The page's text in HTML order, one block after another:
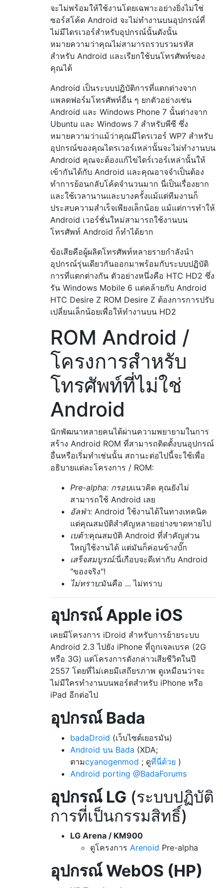
จะไม่พร้อมให้ใช้งานโดยเฉพาะอย่างยิ่งไม่ใช่
ซอร์สโค้ด Android จะไม่ทำงานบนอุปกรณ์ที่
ไม่มีไดรเวอร์สำหรับอุปกรณ์นั้นดังนั้น
หมายความว่าคุณไม่สามารถรวบรวมรหัส
สำหรับ Android และเรียกใช้บนโทรศัพท์ของ
คุณได้
Android เป็นระบบปฏิบัติการที่แตกต่างจาก
แพลตฟอร์มโทรศัพท์อื่น ๆ ยกตัวอย่างเช่น
Android และ Windows Phone 7 นั้นต่างจาก
Ubuntu และ Windows 7 สำหรับพีซี ซึ่ง
หมายความว่าแม้ว่าคุณมีไดรเวอร์ WP7 สำหรับ
อุปกรณ์ของคุณไดรเวอร์เหล่านั้นจะไม่ทำงานบน
Android คุณจะต้องแก้ไขไดร์เวอร์เหล่านั้นให้
เข้ากันได้กับ Android และคุณอาจจำเป็นต้อง
ทำการย้อนกลับโค้ดจำนวนมาก นี่เป็นเรื่องยาก
และใช้เวลานานและบางครั้งแม้แต่ทีมงานก็
ประสบความสำเร็จเพียงเล็กน้อย แม้แต่การทำให้
Android เวอร์ชั่นใหม่สามารถใช้งานบน
โทรศัพท์ Android ก็ทำได้ยาก
ข้อเสียคือผู้ผลิตโทรศัพท์หลายรายกำลังนำ
อุปกรณ์รุ่นเดียวกันออกมาพร้อมกับระบบปฏิบัติ
การที่แตกต่างกัน ตัวอย่างหนึ่งคือ HTC HD2 ซึ่ง
รัน Windows Mobile 6 แต่คล้ายกับ Android
HTC Desire Z ROM Desire Z ต้องการการปรับ
เปลี่ยนเล็กน้อยเพื่อให้ทำงานบน HD2
ROM Android /
โครงการสำหรับ
โทรศัพท์ที่ไม่ใช่
Android
นักพัฒนาหลายคนได้ผ่านความพยายามในการ
สร้าง Android ROM ที่สามารถติดตั้งบนอุปกรณ์
อื่นหรือเริ่มทำเช่นนั้น สถานะต่อไปนี้จะใช้เพื่อ
อธิบายแต่ละโครงการ / ROM:
Pre-alpha: กรอบแนวคิด คุณยังไม่
สามารถใช้ Android เลย
อัลฟ่า: Android ใช้งานได้ในทางเทคนิค
แต่คุณสมบัติสำคัญหลายอย่างขาดหายไป
เบต้า:คุณสมบัติ Android ที่สำคัญส่วน
ใหญ่ใช้งานได้ แต่มันก็ค่อนข้างบั๊ก
เสร็จสมบูรณ์:นี่เกือบจะดีเท่ากับ Android
"ของจริง"!
ไม่ทราบ:มันคือ ... ไม่ทราบ
อุปกรณ์ Apple iOS
เคยมีโครงการ iDroid สำหรับการย้ายระบบ
Android 2.3 ไปยัง iPhone ที่ถูกเจลเบรค (2G
หรือ 3G) แต่โครงการดังกล่าวเสียชีวิตในปี
2557 โดยที่ไม่เคยมีเสถียรภาพ ดูเหมือนว่าจะ
ไม่มีใครทำงานบนพอร์ตสำหรับ iPhone หรือ
iPad อีกต่อไป
อุปกรณ์ Bada
badaDroid (เว็บไซต์เยอรมัน)
Android บน Bada (XDA;
ตามcyanogenmod ; ดูที่นี่ด้วย )
Android porting @BadaForums
อุปกรณ์ LG (ระบบปฏิบัติ
การที่เป็นกรรมสิทธิ์)
LG Arena / KM900
ดูโครงการ Arenoid Pre-alpha
อุปกรณ์ WebOS (HP)